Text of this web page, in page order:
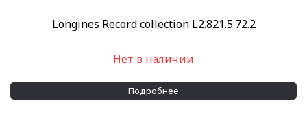
Longines Record collection L2.821.5.72.2
Нет в наличии
Подробнее